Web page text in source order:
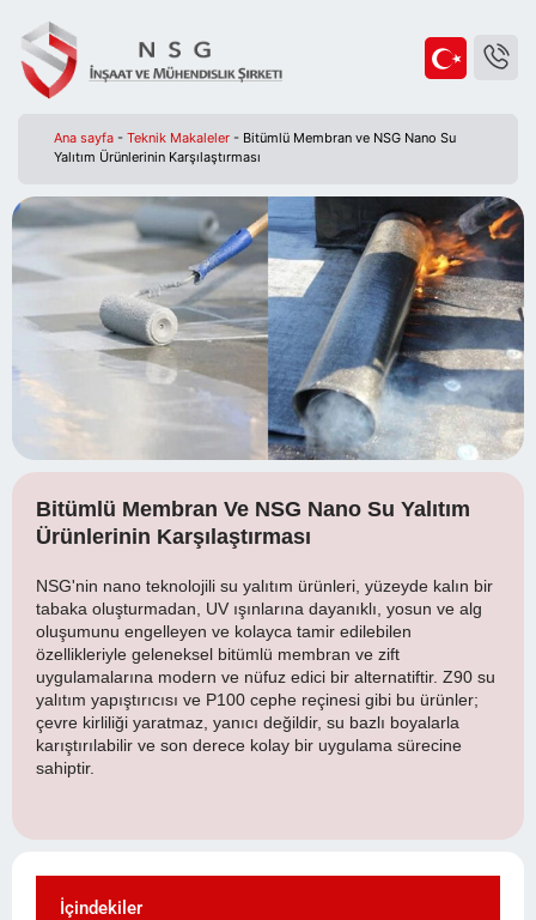
Ana sayfa - Teknik Makaleler - Bitümlü Membran ve NSG Nano Su
Yalıtım Ürünlerinin Karşılaştırması
Bitümlü Membran Ve NSG Nano Su Yalıtım
Ürünlerinin Karşılaştırması
NSG'nin nano teknolojili su yalıtım ürünleri, yüzeyde kalın bir
tabaka oluşturmadan, UV ışınlarına dayanıklı, yosun ve alg
oluşumunu engelleyen ve kolayca tamir edilebilen
özellikleriyle geleneksel bitümlü membran ve zift
uygulamalarına modern ve nüfuz edici bir alternatiftir. Z90 su
yalıtım yapıştırıcısı ve P100 cephe reçinesi gibi bu ürünler;
çevre kirliliği yaratmaz, yanıcı değildir, su bazlı boyalarla
karıştırılabilir ve son derece kolay bir uygulama sürecine
sahiptir.
İçindekiler